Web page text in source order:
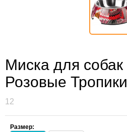
Миска для собак
Розовые Тропики
12
Размер: